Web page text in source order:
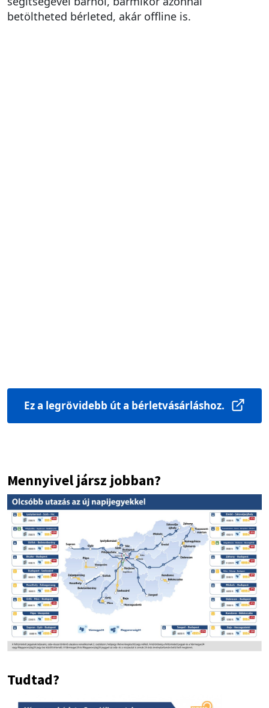
betöltheted bérleted, akár offline is.
Ez a legrövidebb út a bérletvásárláshoz.
Mennyivel jársz jobban?
Image
Tudtad?
Image